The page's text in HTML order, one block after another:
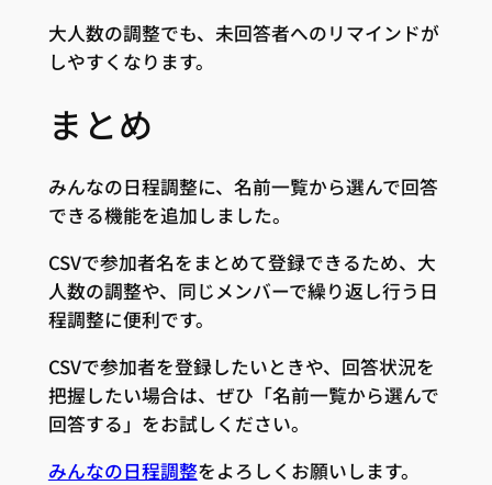
大人数の調整でも、未回答者へのリマインドが
しやすくなります。
まとめ
みんなの日程調整に、名前一覧から選んで回答
できる機能を追加しました。
CSVで参加者名をまとめて登録できるため、大
人数の調整や、同じメンバーで繰り返し行う日
程調整に便利です。
CSVで参加者を登録したいときや、回答状況を
把握したい場合は、ぜひ「名前一覧から選んで
回答する」をお試しください。
みんなの日程調整をよろしくお願いします。